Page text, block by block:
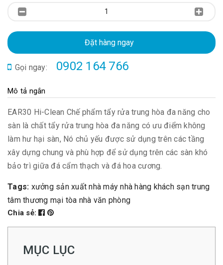
Đặt hàng ngay
Gọi ngay: 0902 164 766
Mô tả ngắn
EAR30 Hi-Clean Chế phẩm tẩy rửa trung hòa đa năng cho
sàn là chất tẩy rửa trung hòa đa năng có ưu điểm không
làm hư hại sàn, Nó chủ yếu được sử dụng trên các tầng
xây dựng chung và phù hợp để sử dụng trên các sàn khó
bảo trì giữa đá cẩm thạch và đá hoa cương.
Tags: xưởng sản xuất nhà máy nhà hàng khách sạn trung
tâm thương mại tòa nhà văn phòng
Chia sẻ:
MỤC LỤC